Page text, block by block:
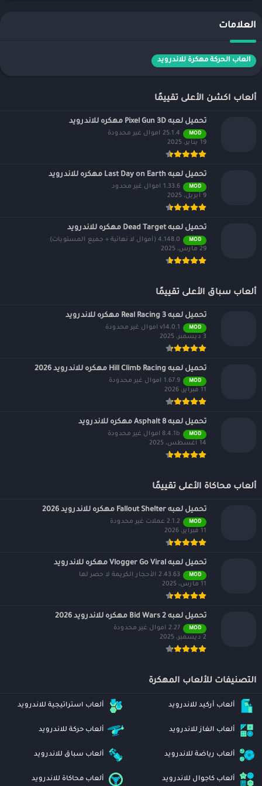
العلامات
العاب الحركة مهكرة للاندرويد
ألعاب اكشن الأعلى تقييمًا
تحميل لعبه Pixel Gun 3D مهكره للاندرويد
MOD
25.1.4 اموال غير محدودة
19 يناير، 2025
تحميل لعبه Last Day on Earth مهكره للاندرويد
MOD
1.33.6 اموال غير محدود
9 أبريل، 2025
تحميل لعبه Dead Target مهكره للاندرويد
MOD
4.148.0 (أموال لا نهائية + جميع المستويات)
29 مارس، 2025
ألعاب سباق الأعلى تقييمًا
تحميل لعبه Real Racing 3 مهكره للاندرويد
MOD
v14.0.1 اموال غير محدودة
3 ديسمبر، 2025
تحميل لعبه Hill Climb Racing مهكره للاندرويد 2026
MOD
1.67.9 اموال غير محدودة
11 فبراير، 2026
تحميل لعبه Asphalt 8 مهكره للاندرويد
MOD
8.4.1b اموال غير محدودة
14 أغسطس، 2025
ألعاب محاكاة الأعلى تقييمًا
تحميل لعبه Fallout Shelter مهكره للاندرويد 2026
MOD
2.1.2 عملات غير محدودة
11 فبراير، 2026
تحميل لعبه Vlogger Go Viral مهكره للاندرويد
MOD
2.43.63 الأحجار الكريمة لا حصر لها
11 مارس، 2025
تحميل لعبه Bid Wars 2 مهكره للاندرويد 2026
MOD
2.27 اموال غير محدودة
2 ديسمبر، 2025
التصنيفات للألعاب المهكرة
ألعاب أركيد للاندرويد ألعاب استراتيجية للاندرويد
ألعاب الغاز للاندرويد ألعاب حركة للاندرويد
ألعاب رياضة للاندرويد ألعاب سباق للاندرويد
ألعاب كاجوال للاندرويد ألعاب محاكاة للاندرويد